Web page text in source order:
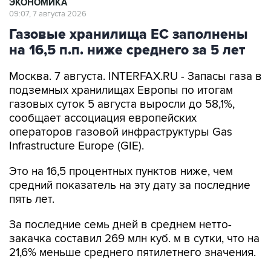
Газовые хранилища ЕС заполнены
на 16,5 п.п. ниже среднего за 5 лет
Москва. 7 августа. INTERFAX.RU - Запасы газа в
газовых суток 5 августа выросли до 58,1%,
сообщает ассоциация европейских
операторов газовой инфраструктуры Gas
Infrastructure Europe (GIE).
Это на 16,5 процентных пунктов ниже, чем
пять лет.
За последние семь дней в среднем нетто-
21,6% меньше среднего пятилетнего значения.
Уровень запасов природного газа в Европе